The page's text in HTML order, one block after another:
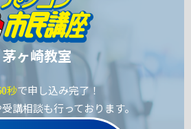
茅ヶ崎教室
秒で申し込み完了！
講相談も行っております。